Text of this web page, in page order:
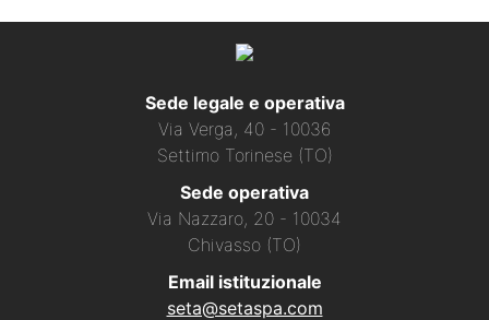
Sede legale e operativa
Via Verga, 40 - 10036
Settimo Torinese (TO)
Sede operativa
Via Nazzaro, 20 - 10034
Chivasso (TO)
Email istituzionale
seta@setaspa.com